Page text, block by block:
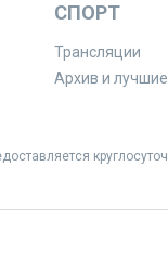
СПОРТ
Трансляции
Архив и